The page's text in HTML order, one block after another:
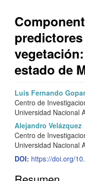
estado de
Barra
lateral
del
artículo
C
o
n
t
e
n
Luis Fernando
Centro de
Universidad Nacional
Alejandro Velázquez
Centro de
Universidad Nacional
DOI: https://doi.org/